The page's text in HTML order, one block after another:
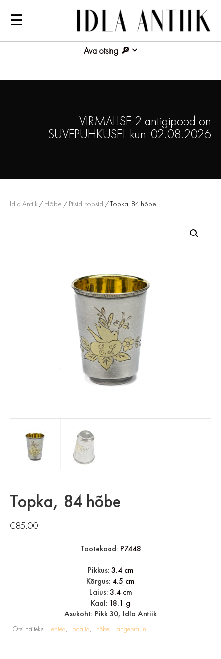
☰
Ava otsing
VIRMALISE 2 antigipood on
SUVEPUHKUSEL kuni 02.08.2026
Idla Antiik / Hõbe / Pitsid, topsid / Topka, 84 hõbe
Topka, 84 hõbe
€85.00
Tootekood: P7448
Pikkus: 3.4 cm
Kõrgus: 4.5 cm
Laius: 3.4 cm
Kaal: 18.1 g
Asukoht: Pikk 30, Idla Antiik
Otsi näiteks: ehted maalid hõbe langebraun